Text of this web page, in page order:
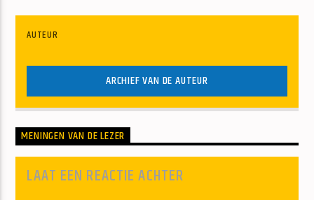
AUTEUR
ARCHIEF VAN DE AUTEUR
MENINGEN VAN DE LEZER
LAAT EEN REACTIE ACHTER